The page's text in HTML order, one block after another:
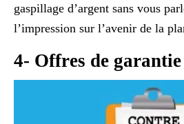
gaspillage d’argent sans vous
l’impression sur l’avenir de la
4- Offres de